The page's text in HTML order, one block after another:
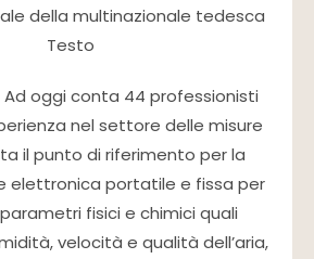
della multinazionale tedesca
Testo
Ad oggi conta 44 professionisti
nel settore delle misure
il punto di riferimento per la
elettronica portatile e fissa per
fisici e chimici quali
velocità e qualità dell’aria,